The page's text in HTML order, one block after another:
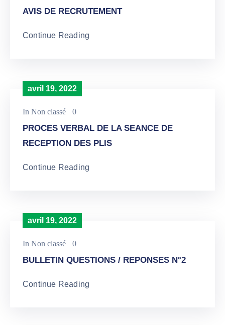
AVIS DE RECRUTEMENT
Continue Reading
avril 19, 2022
In Non classé 0
PROCES VERBAL DE LA SEANCE DE
RECEPTION DES PLIS
Continue Reading
avril 19, 2022
In Non classé 0
BULLETIN QUESTIONS / REPONSES N°2
Continue Reading